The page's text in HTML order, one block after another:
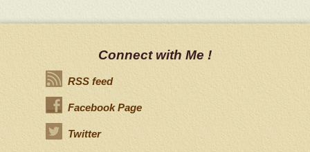
Connect with Me !
RSS feed
Facebook Page
Twitter